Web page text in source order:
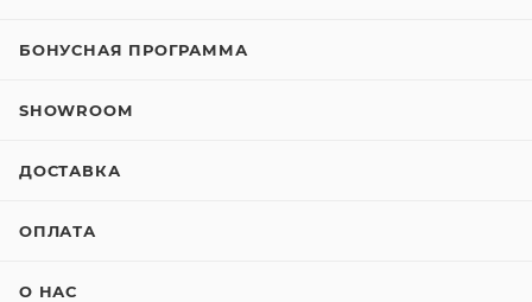
БОНУСНАЯ ПРОГРАММА
SHOWROOM
ДОСТАВКА
ОПЛАТА
О НАС